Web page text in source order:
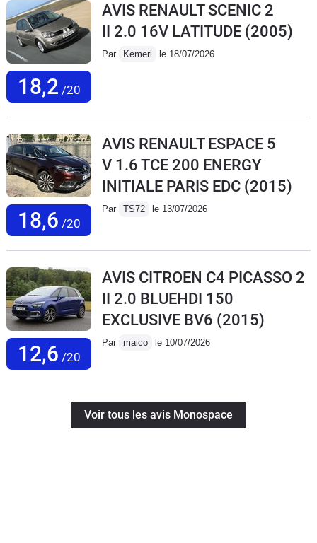
18,2 /20
AVIS RENAULT SCENIC 2
II 2.0 16V LATITUDE (2005)
Par Kemeri le 18/07/2026
18,6 /20
AVIS RENAULT ESPACE 5
V 1.6 TCE 200 ENERGY
INITIALE PARIS EDC (2015)
Par TS72 le 13/07/2026
12,6 /20
AVIS CITROEN C4 PICASSO 2
II 2.0 BLUEHDI 150
EXCLUSIVE BV6 (2015)
Par maico le 10/07/2026
Voir tous les avis Monospace